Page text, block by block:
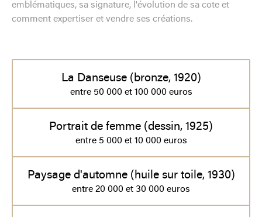
emblématiques, sa signature, l'évolution de sa cote et
comment expertiser et vendre ses créations.
La Danseuse (bronze, 1920)
entre 50 000 et 100 000 euros
Portrait de femme (dessin, 1925)
entre 5 000 et 10 000 euros
Paysage d'automne (huile sur toile, 1930)
entre 20 000 et 30 000 euros